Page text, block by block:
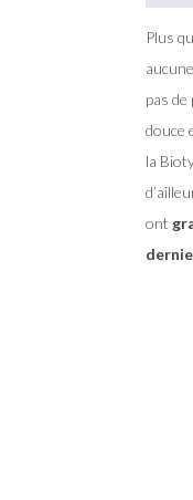
Plus
pas de
douce
la
ont